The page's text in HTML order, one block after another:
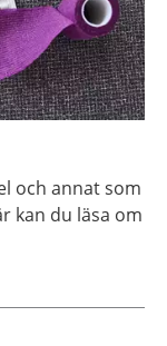
och annat som
kan du läsa om